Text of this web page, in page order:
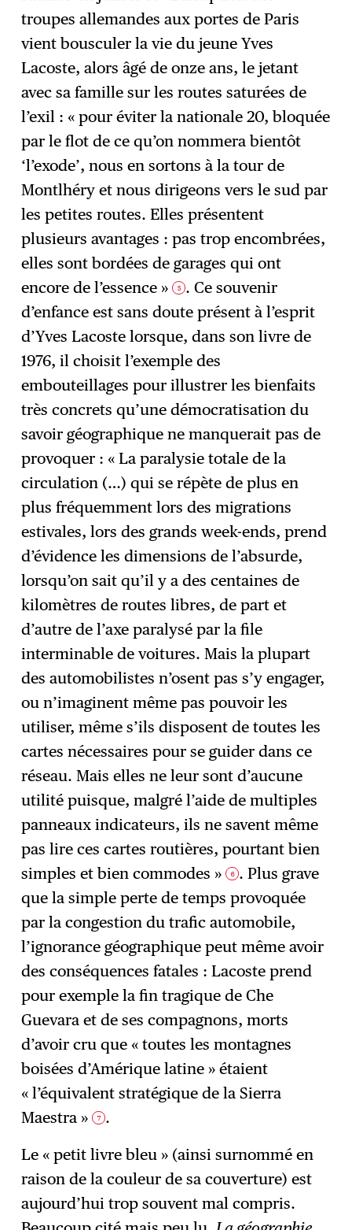
troupes allemandes aux portes de Paris
vient bousculer la vie du jeune Yves
Lacoste, alors âgé de onze ans, le jetant
avec sa famille sur les routes saturées de
l’exil : « pour éviter la nationale 20, bloquée
par le flot de ce qu’on nommera bientôt
‘l’exode’, nous en sortons à la tour de
Montlhéry et nous dirigeons vers le sud par
les petites routes. Elles présentent
plusieurs avantages : pas trop encombrées,
elles sont bordées de garages qui ont
encore de l’essence » 5 . Ce souvenir
d’enfance est sans doute présent à l’esprit
d’Yves Lacoste lorsque, dans son livre de
1976, il choisit l’exemple des
embouteillages pour illustrer les bienfaits
très concrets qu’une démocratisation du
savoir géographique ne manquerait pas de
provoquer : « La paralysie totale de la
circulation (…) qui se répète de plus en
plus fréquemment lors des migrations
estivales, lors des grands week-ends, prend
d’évidence les dimensions de l’absurde,
lorsqu’on sait qu’il y a des centaines de
kilomètres de routes libres, de part et
d’autre de l’axe paralysé par la file
interminable de voitures. Mais la plupart
des automobilistes n’osent pas s’y engager,
ou n’imaginent même pas pouvoir les
utiliser, même s’ils disposent de toutes les
cartes nécessaires pour se guider dans ce
réseau. Mais elles ne leur sont d’aucune
utilité puisque, malgré l’aide de multiples
panneaux indicateurs, ils ne savent même
pas lire ces cartes routières, pourtant bien
simples et bien commodes » 6 . Plus grave
que la simple perte de temps provoquée
par la congestion du trafic automobile,
l’ignorance géographique peut même avoir
des conséquences fatales : Lacoste prend
pour exemple la fin tragique de Che
Guevara et de ses compagnons, morts
d’avoir cru que « toutes les montagnes
boisées d’Amérique latine » étaient
« l’équivalent stratégique de la Sierra
Maestra » 7 .
Le « petit livre bleu » (ainsi surnommé en
raison de la couleur de sa couverture) est
aujourd’hui trop souvent mal compris.